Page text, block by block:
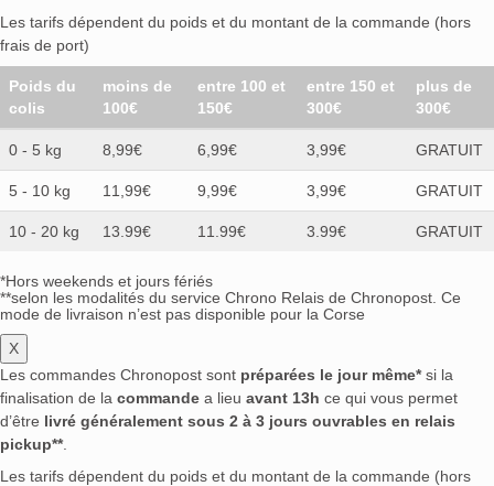
Les tarifs dépendent du poids et du montant de la commande (hors
frais de port)
Poids du
colis
moins de
100€
entre 100 et
150€
entre 150 et
300€
plus de
300€
0 - 5 kg 8,99€ 6,99€ 3,99€ GRATUIT
5 - 10 kg 11,99€ 9,99€ 3,99€ GRATUIT
10 - 20 kg 13.99€ 11.99€ 3.99€ GRATUIT
*Hors weekends et jours fériés
**selon les modalités du service Chrono Relais de Chronopost. Ce
mode de livraison n’est pas disponible pour la Corse
X
Les commandes Chronopost sont préparées le jour même*si la
finalisation de la commande a lieu avant 13h ce qui vous permet
d’être livré généralement sous 2 à 3 jours ouvrables en relais
pickup**.
Les tarifs dépendent du poids et du montant de la commande (hors